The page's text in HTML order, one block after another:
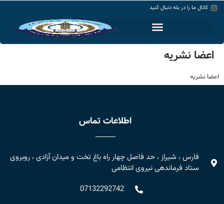
کانال ما را در بله دنبال کنید
اعضا نشریه
اعضا نشریه
اطلاعات تماس
فارس ، شیراز ، حد فاصل چهار راه باغ تخت و میدان آزادی ، روبروی
ستاد فرماندهی نیروی انتظامی
07132292742